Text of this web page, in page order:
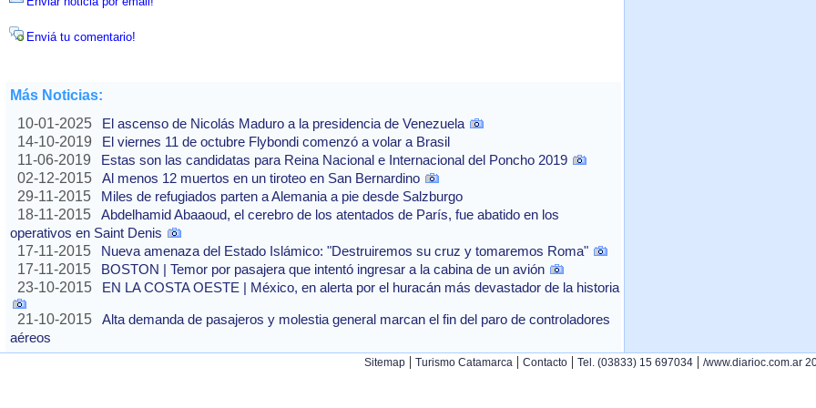
Enviá tu comentario!
Más Noticias:
10-01-2025
El ascenso de Nicolás Maduro a la presidencia de Venezuela
14-10-2019
El viernes 11 de octubre Flybondi comenzó a volar a Brasil
11-06-2019
Estas son las candidatas para Reina Nacional e Internacional del Poncho 2019
02-12-2015
Al menos 12 muertos en un tiroteo en San Bernardino
29-11-2015
Miles de refugiados parten a Alemania a pie desde Salzburgo
18-11-2015
Abdelhamid Abaaoud, el cerebro de los atentados de París, fue abatido en los
operativos en Saint Denis
17-11-2015
Nueva amenaza del Estado Islámico: "Destruiremos su cruz y tomaremos Roma"
17-11-2015
BOSTON | Temor por pasajera que intentó ingresar a la cabina de un avión
23-10-2015
EN LA COSTA OESTE | México, en alerta por el huracán más devastador de la historia
21-10-2015
Alta demanda de pasajeros y molestia general marcan el fin del paro de controladores
aéreos
Sitemap | Turismo Catamarca | Contacto | Tel. (03833) 15 697034 | /www.diarioc.com.ar